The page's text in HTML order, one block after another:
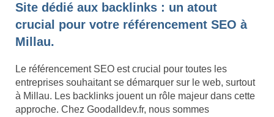
Site dédié aux backlinks : un atout
crucial pour votre référencement SEO à
Millau.
Le référencement SEO est crucial pour toutes les
entreprises souhaitant se démarquer sur le web, surtout
à Millau. Les backlinks jouent un rôle majeur dans cette
approche. Chez Goodalldev.fr, nous sommes